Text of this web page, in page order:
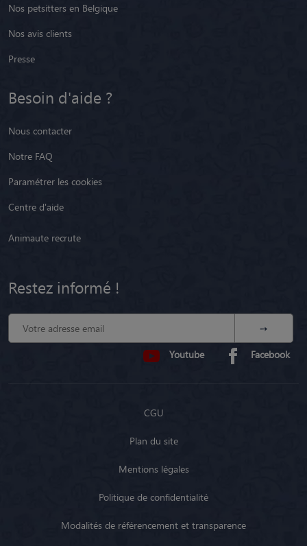
Nos petsitters en Belgique
Nos avis clients
Presse
Besoin d'aide ?
Nous contacter
Notre FAQ
Paramétrer les cookies
Centre d'aide
Animaute recrute
Restez informé !
Youtube Facebook
CGU
Plan du site
Mentions légales
Politique de confidentialité
Modalités de référencement et transparence